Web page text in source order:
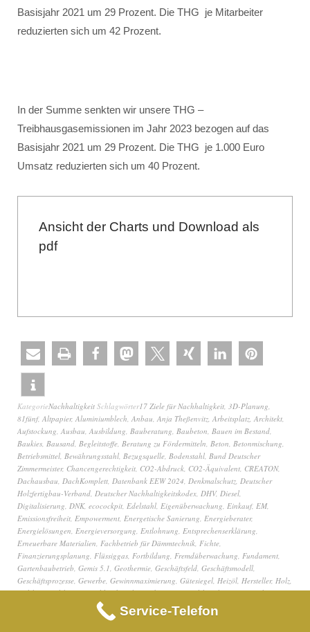
Basisjahr 2021 um 29 Prozent. Die THG je Mitarbeiter
reduzierten sich um 42 Prozent.
In der Summe senkten wir unsere THG –
Treibhausgasemissionen im Jahr 2023 bezogen auf das
Basisjahr 2021 um 29 Prozent. Die THG je 1.000 Euro
Umsatz reduzierten sich um 40 Prozent.
Ansicht der Charts und Download als
pdf
KategorieNachhaltigkeit Schlagwörter17 Ziele für Nachhaltigkeit, 3D-Planung,
81fünf, Altpapier, Aluminiumblech, Anbau, Anja Theßenvitz, Arbeitsplatz, Architekt,
Aufstockung, Ausbau, Ausbildung, Bauberatung, Baubeton, Bauen im Bestand,
Baukies, Bausand, Begleitstoffe, Beratung zu Fördermitteln, Beton, Betonmischung,
Betriebsmittel, Bewährungsstahl, Bezugsquelle, Bodenstahl, Bund Deutscher
Zimmermeister, Chancengerechtigkeit, CO2-Abdruck, CO2-Äquivalent, CREATON,
Dachausbau, DachKomplett, Datenbank EEW 2024, Denkmalschutz, Deutscher
Holzfertigbau-Verband, Deutscher Nachhaltigkeitskodex, DHV, Diesel,
Digitalisierung, DNK, ecocockpit, Edelstahl, Eigenüberwachung, Einkauf, EM,
Emissionsfreiheit, Empowerment, Energetische Sanierung, Energieberater,
Energielösungen, Energieversorgung, Entlohnung, Entsprechenserklärung,
Erneuerbare Materialien, Fachbetrieb für Dämmtechnik, Fichte,
Finanzierungsplanung, Flüssiggas, Fortbildung, Fremdüberwachung, Fundament,
Gartenbaubetrieb, Gemis 5.1, Geothermie, Geschäftsfeld, Geschäftsmodell,
Geschäftsprozesse, Gewerbe, Gewinnmaximierung, Gütesiegel, Heizöl, Hersteller, Holz,
Holzbau,Holzbau Deutschland,Holzfaserdämmung,Holzhausbau,Infrastruktur,
Innovation und Infrastruktur , IT-Dienstleister,
klimaneutral wirtschaften, Klimaneutraler Betrieb
Service-Telefon